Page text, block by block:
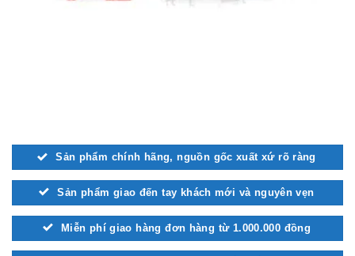
Sản phẩm chính hãng, nguồn gốc xuất xứ rõ ràng
Sản phẩm giao đến tay khách mới và nguyên vẹn
Miễn phí giao hàng đơn hàng từ 1.000.000 đồng